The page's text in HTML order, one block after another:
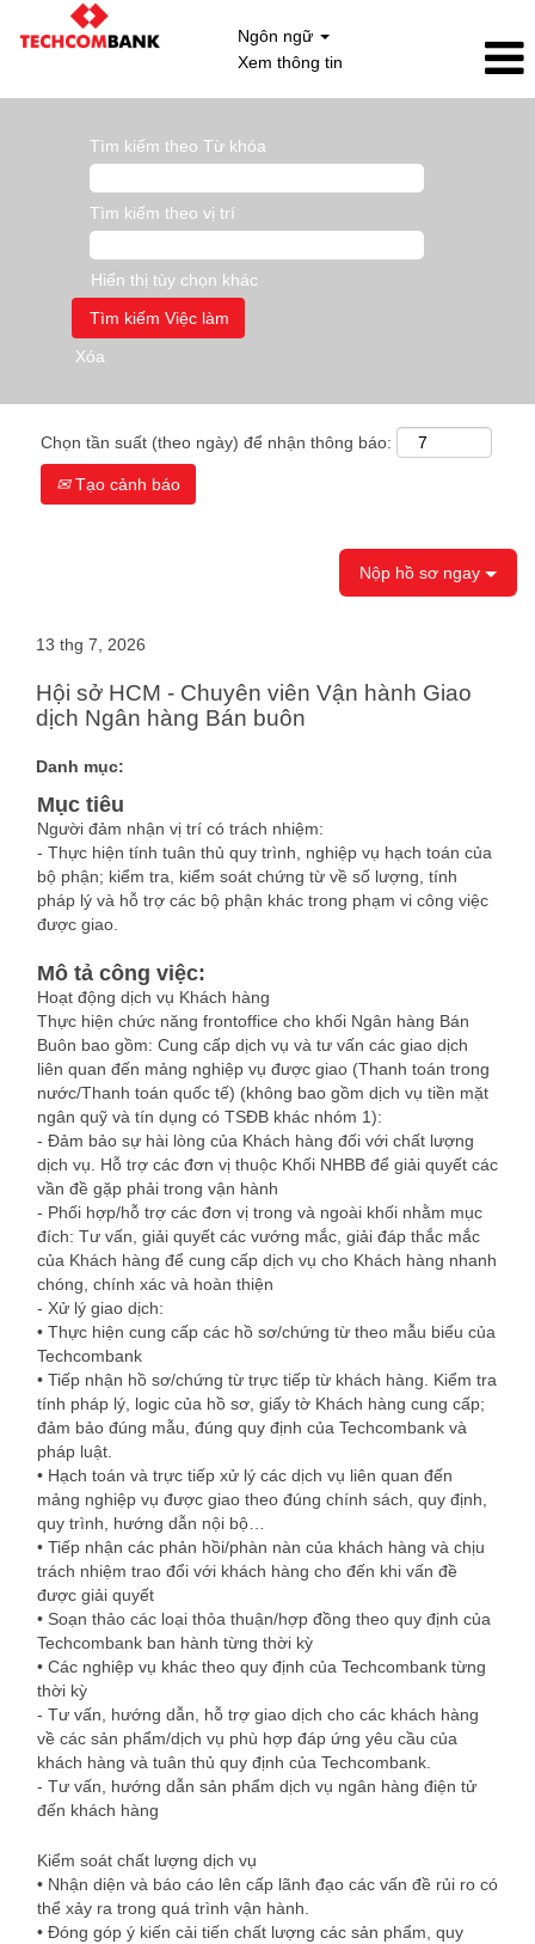
Ngôn ngữ
Xem thông tin
Tìm kiếm theo Từ khóa
Tìm kiếm theo vị trí
Hiển thị tùy chọn khác
Xóa
Chọn tần suất (theo ngày) để nhận thông báo:
Tạo cảnh báo
Nộp hồ sơ ngay
13 thg 7, 2026
Hội sở HCM - Chuyên viên Vận hành Giao
dịch Ngân hàng Bán buôn
Danh mục:
Mục tiêu
Người đảm nhận vị trí có trách nhiệm:
- Thực hiện tính tuân thủ quy trình, nghiệp vụ hạch toán của
bộ phận; kiểm tra, kiểm soát chứng từ về số lượng, tính
pháp lý và hỗ trợ các bộ phận khác trong phạm vi công việc
được giao.
Mô tả công việc:
Hoạt động dịch vụ Khách hàng
Thực hiện chức năng frontoffice cho khối Ngân hàng Bán
Buôn bao gồm: Cung cấp dịch vụ và tư vấn các giao dịch
liên quan đến mảng nghiệp vụ được giao (Thanh toán trong
nước/Thanh toán quốc tế) (không bao gồm dịch vụ tiền mặt
ngân quỹ và tín dụng có TSĐB khác nhóm 1):
- Đảm bảo sự hài lòng của Khách hàng đối với chất lượng
dịch vụ. Hỗ trợ các đơn vị thuộc Khối NHBB để giải quyết các
vần đề gặp phải trong vận hành
- Phối hợp/hỗ trợ các đơn vị trong và ngoài khối nhằm mục
đích: Tư vấn, giải quyết các vướng mắc, giải đáp thắc mắc
của Khách hàng để cung cấp dịch vụ cho Khách hàng nhanh
chóng, chính xác và hoàn thiện
- Xử lý giao dịch:
• Thực hiện cung cấp các hồ sơ/chứng từ theo mẫu biểu của
Techcombank
• Tiếp nhận hồ sơ/chứng từ trực tiếp từ khách hàng. Kiểm tra
tính pháp lý, logic của hồ sơ, giấy tờ Khách hàng cung cấp;
đảm bảo đúng mẫu, đúng quy định của Techcombank và
pháp luật.
• Hạch toán và trực tiếp xử lý các dịch vụ liên quan đến
mảng nghiệp vụ được giao theo đúng chính sách, quy định,
quy trình, hướng dẫn nội bộ…
• Tiếp nhận các phản hồi/phàn nàn của khách hàng và chịu
trách nhiệm trao đổi với khách hàng cho đến khi vấn đề
được giải quyết
• Soạn thảo các loại thỏa thuận/hợp đồng theo quy định của
Techcombank ban hành từng thời kỳ
• Các nghiệp vụ khác theo quy định của Techcombank từng
thời kỳ
- Tư vấn, hướng dẫn, hỗ trợ giao dịch cho các khách hàng
về các sản phẩm/dịch vụ phù hợp đáp ứng yêu cầu của
khách hàng và tuân thủ quy định của Techcombank.
- Tư vấn, hướng dẫn sản phẩm dịch vụ ngân hàng điện tử
đến khách hàng
Kiểm soát chất lượng dịch vụ
• Nhận diện và báo cáo lên cấp lãnh đạo các vấn đề rủi ro có
thể xảy ra trong quá trình vận hành.
• Đóng góp ý kiến cải tiến chất lượng các sản phẩm, quy